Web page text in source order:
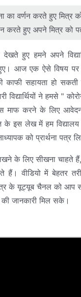
का वर्णन करते हुए मित्र
करते हुए अपने मित्र को
हुए हमने अपने
आज एक ऐसे विषय
काफी सहायता हो
विद्यार्थियों ने हमसे "
माफ करने के लिए
इस लेख में हम
को प्रार्थना पत्र
के लिए सीखना चाहते
वीडियो में बेहतर
के यूट्यूब चैनल को आप
जानकारी मिल सके।